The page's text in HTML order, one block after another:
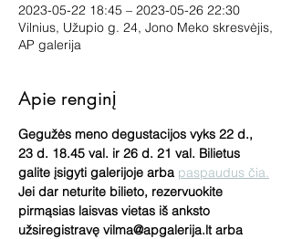
2023-05-22 18:45 – 2023-05-26 22:30
Vilnius, Užupio g. 24, Jono Meko skresvėjis,
AP galerija
Apie renginį
Gegužės meno degustacijos vyks 22 d.,
23 d. 18.45 val. ir 26 d. 21 val. Bilietus
galite įsigyti galerijoje arba paspaudus čia.
Jei dar neturite bilieto, rezervuokite
pirmąsias laisvas vietas iš anksto
užsiregistravę vilma@apgalerija.lt arba